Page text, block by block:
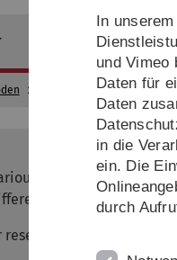
Overview
fields ranging
research, to
in various
In
und Vimeo
Daten für
Daten
in die
ein. Die
durch